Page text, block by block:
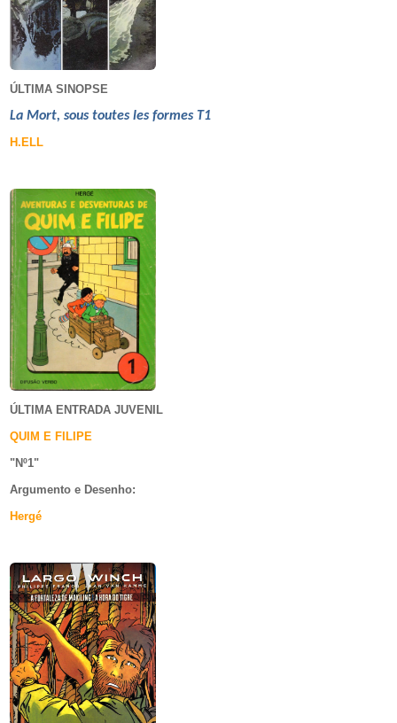
ÚLTIMA SINOPSE
La Mort, sous toutes les formes T1
H.ELL
ÚLTIMA ENTRADA JUVENIL
QUIM E FILIPE
"Nº1"
Argumento e Desenho:
Hergé